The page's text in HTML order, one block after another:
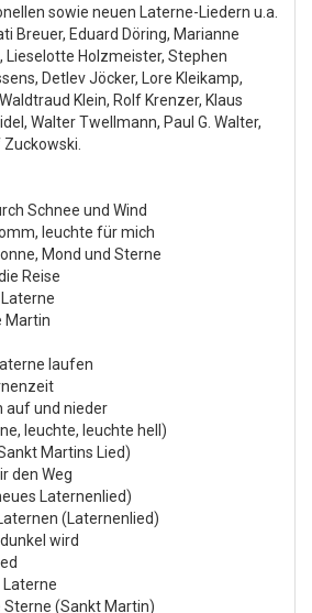
sowie neuen Laterne-Liedern u.a.
Breuer, Eduard Döring, Marianne
Lieselotte Holzmeister, Stephen
Detlev Jöcker, Lore Kleikamp,
Klein, Rolf Krenzer, Klaus
Walter Twellmann, Paul G. Walter,
Schnee und Wind
leuchte für mich
Mond und Sterne
Reise
Martin
laufen
auf und nieder
leuchte, leuchte hell)
Martins Lied)
den Weg
Laternenlied)
(Laternenlied)
wird
Laterne
Sterne (Sankt Martin)